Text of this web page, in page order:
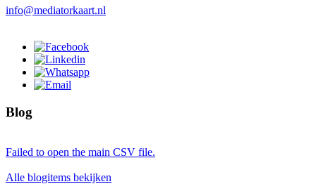
info@mediatorkaart.nl
Blog
Failed to open the main CSV file.
Alle blogitems bekijken